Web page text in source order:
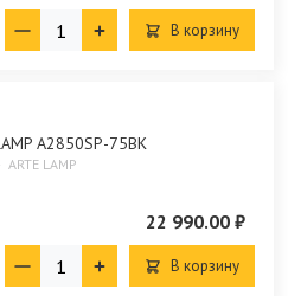
В корзину
A2850SP-75BK
ARTE LAMP
22 990.00 ₽
В корзину